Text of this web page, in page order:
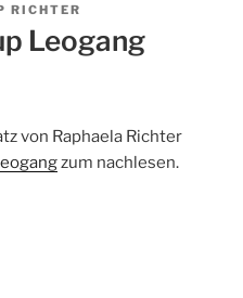
RICHTER
Leogang
von Raphaela Richter
zum nachlesen.